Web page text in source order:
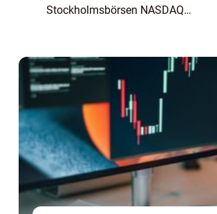
Stockholmsbörsen NASDAQ
marknaden och erbjuder en plattfo...